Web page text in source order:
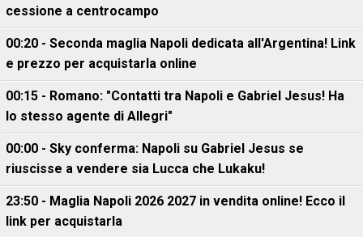
cessione a centrocampo
00:20 - Seconda maglia Napoli dedicata all'Argentina! Link
e prezzo per acquistarla online
00:15 - Romano: "Contatti tra Napoli e Gabriel Jesus! Ha
lo stesso agente di Allegri"
00:00 - Sky conferma: Napoli su Gabriel Jesus se
riuscisse a vendere sia Lucca che Lukaku!
23:50 - Maglia Napoli 2026 2027 in vendita online! Ecco il
link per acquistarla